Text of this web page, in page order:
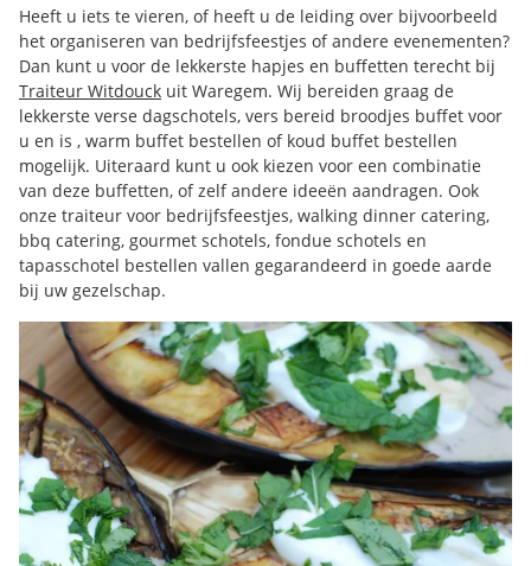
Heeft u iets te vieren, of heeft u de leiding over bijvoorbeeld
het organiseren van bedrijfsfeestjes of andere evenementen?
Dan kunt u voor de lekkerste hapjes en buffetten terecht bij
Traiteur Witdouck uit Waregem. Wij bereiden graag de
lekkerste verse dagschotels, vers bereid broodjes buffet voor
u en is , warm buffet bestellen of koud buffet bestellen
mogelijk. Uiteraard kunt u ook kiezen voor een combinatie
van deze buffetten, of zelf andere ideeën aandragen. Ook
onze traiteur voor bedrijfsfeestjes, walking dinner catering,
bbq catering, gourmet schotels, fondue schotels en
tapasschotel bestellen vallen gegarandeerd in goede aarde
bij uw gezelschap.